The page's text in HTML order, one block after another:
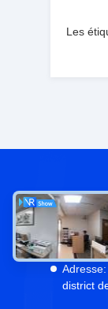
Les
Adresse:
district